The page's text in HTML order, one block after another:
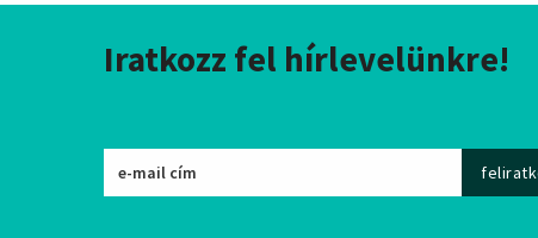
Iratkozz fel hírlevelünkre!